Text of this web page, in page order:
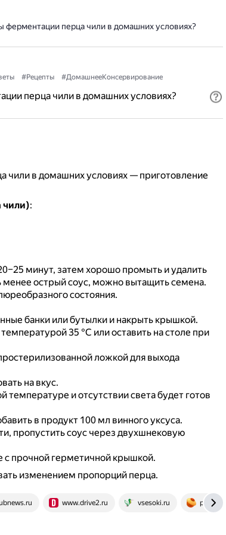
ферментации перца чили в домашних условиях?
#Рецепты #ДомашнееКонсервирование
перца чили в домашних условиях?
чили в домашних условиях — приготовление
чили):
минут, затем хорошо промыть и удалить
менее острый соус, можно вытащить семена.
состояния.
банки или бутылки и накрыть крышкой.
35 °С или оставить на столе при
ложкой для выхода
на вкус.
температуре и отсутствии света будет готов
в продукт 100 мл винного уксуса.
пропустить соус через двухшнековую
с прочной герметичной крышкой.
изменением пропорций перца.
www.drive2.ru vsesoki.ru pikabu.ru